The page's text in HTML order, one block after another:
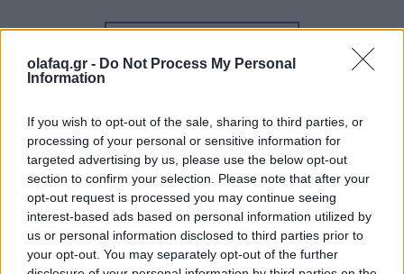
olafaq.gr - Do Not Process My Personal
Information
If you wish to opt-out of the sale, sharing to third parties, or
processing of your personal or sensitive information for
targeted advertising by us, please use the below opt-out
section to confirm your selection. Please note that after your
opt-out request is processed you may continue seeing
interest-based ads based on personal information utilized by
us or personal information disclosed to third parties prior to
your opt-out. You may separately opt-out of the further
Δημοσιεύθηκε σεΕικαστικά|TaggedMetaphor Athens,
αψεγάδιαστος,Εικαστικά,Έκθεση,κόσμος,Νarrative Framings